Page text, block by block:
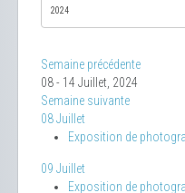
Semaine précédente
08 - 14 Juillet, 2024
Semaine suivante
08 Juillet
Exposition de
09 Juillet
Exposition de